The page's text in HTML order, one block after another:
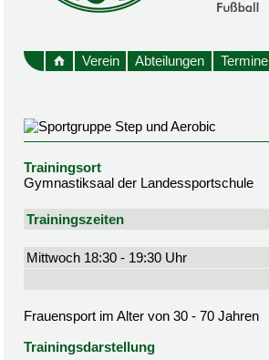
Verein Abteilungen Termine
Trainingsort
Gymnastiksaal der Landessportschule
Trainingszeiten
Mittwoch 18:30 - 19:30 Uhr
Frauensport im Alter von 30 - 70 Jahren
Trainingsdarstellung